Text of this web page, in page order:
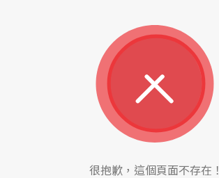
很抱歉，這個頁面不存在！